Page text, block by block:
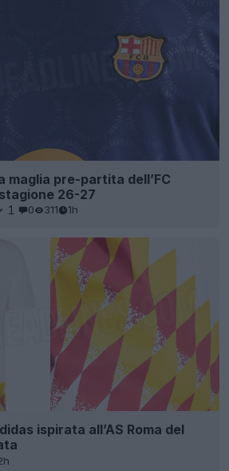
maglia pre-partita dell’FC
26-27
1 0 311 1h
ispirata all’AS Roma del